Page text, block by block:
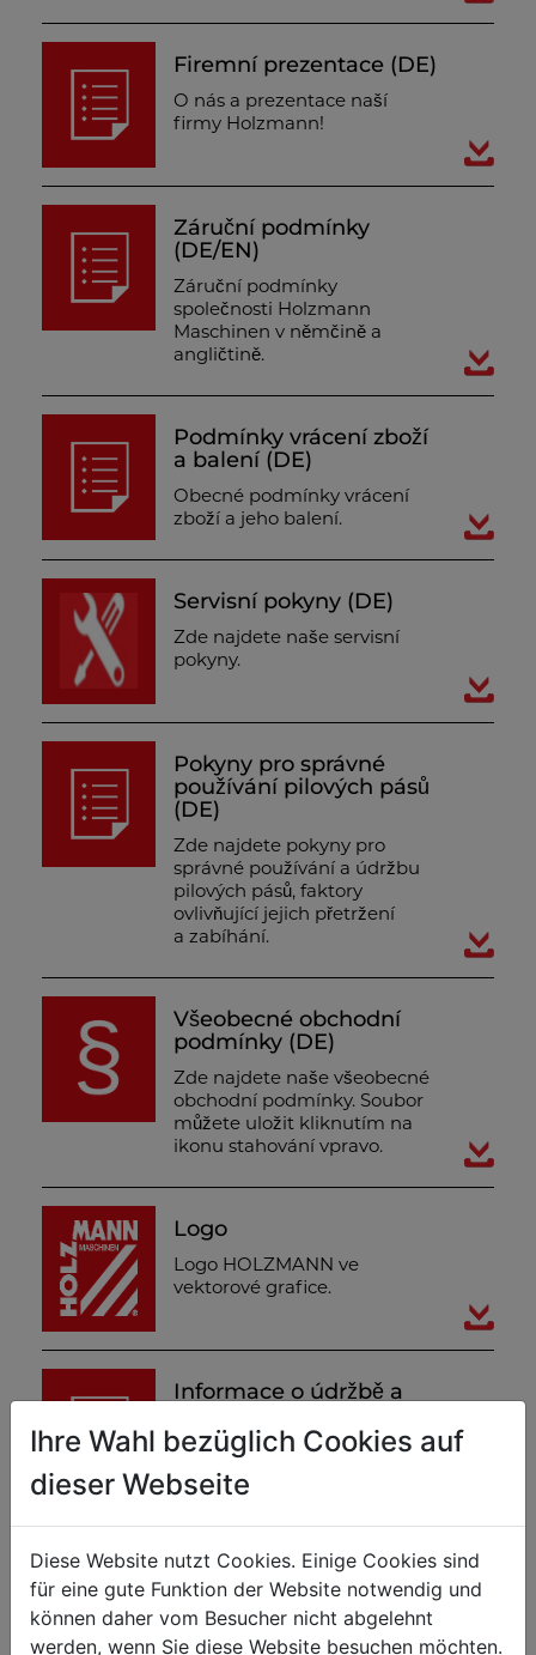
Firemní prezentace (DE)
O nás a prezentace naší
firmy Holzmann!
Záruční podmínky
(DE/EN)
Záruční podmínky
společnosti Holzmann
Maschinen v němčině a
angličtině.
Podmínky vrácení zboží
a balení (DE)
Obecné podmínky vrácení
zboží a jeho balení.
Servisní pokyny (DE)
Zde najdete naše servisní
pokyny.
Pokyny pro správné
používání pilových pásů
(DE)
Zde najdete pokyny pro
správné používání a údržbu
pilových pásů, faktory
ovlivňující jejich přetržení
a zabíhání.
Všeobecné obchodní
podmínky (DE)
Zde najdete naše všeobecné
obchodní podmínky. Soubor
můžete uložit kliknutím na
ikonu stahování vpravo.
Logo
Logo HOLZMANN ve
vektorové grafice.
Informace o údržbě a
V přiloženém dokumentu
PDF najdete informace o
údržbě, provozu strojů a
SKRÝT
Ihre Wahl bezüglich Cookies auf
dieser Webseite
Diese Website nutzt Cookies. Einige Cookies sind
für eine gute Funktion der Website notwendig und
können daher vom Besucher nicht abgelehnt
werden, wenn Sie diese Website besuchen möchten.